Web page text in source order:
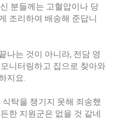
분들께는 고혈압이나 당
조리하여 배송해 준답니
나는 것이 아니라, 전담 영
니터링하고 집으로 찾아와
지요.
탁을 챙기지 못해 죄송했
한 지원군은 없을 것 같네